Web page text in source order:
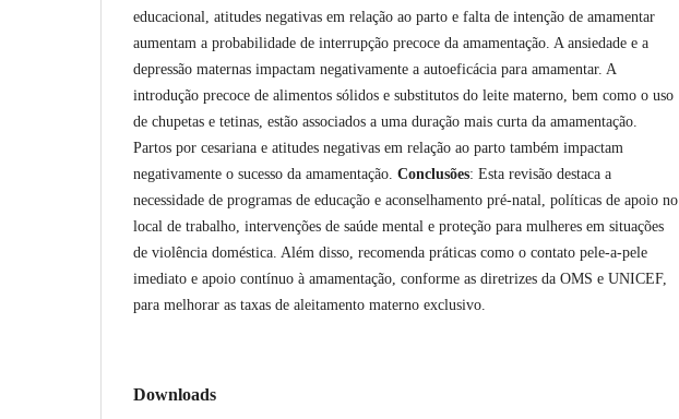
educacional, atitudes negativas em relação ao parto e falta de intenção de amamentar
aumentam a probabilidade de interrupção precoce da amamentação. A ansiedade e a
depressão maternas impactam negativamente a autoeficácia para amamentar. A
introdução precoce de alimentos sólidos e substitutos do leite materno, bem como o uso
de chupetas e tetinas, estão associados a uma duração mais curta da amamentação.
Partos por cesariana e atitudes negativas em relação ao parto também impactam
negativamente o sucesso da amamentação. Conclusões: Esta revisão destaca a
necessidade de programas de educação e aconselhamento pré-natal, políticas de apoio no
local de trabalho, intervenções de saúde mental e proteção para mulheres em situações
de violência doméstica. Além disso, recomenda práticas como o contato pele-a-pele
imediato e apoio contínuo à amamentação, conforme as diretrizes da OMS e UNICEF,
para melhorar as taxas de aleitamento materno exclusivo.
Downloads